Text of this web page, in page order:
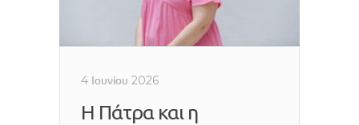
4 Ιουνίου 2026
Η Πάτρα και η